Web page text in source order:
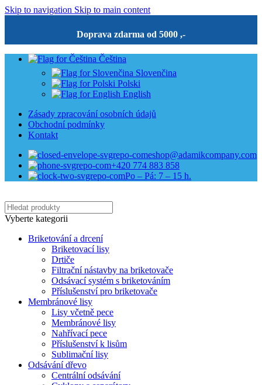
Skip to navigation Skip to main content
Doprava zdarma od 5000 ,-
Čeština
Slovenčina
Polski
English
Zásady zpracování osobních údajů
Obchodní podmínky
Kontakt
eshop@adamikcompany.com
+420 774 883 858
Po – Pá: 7 – 15 h.
Vyberte kategorii
Briketování a drcení
Briketovací lisy
Drtiče
Filtrační nástavby na briketovače
Odsávací systém s briketováním
Příslušenství pro briketovače
Membránové lisy
Lisy včetně pece
Membránové lisy
Nahřívací pece
Příslušenství k lisům
Sublimační lisy
Odsávání dřevo
Centrální odsávání